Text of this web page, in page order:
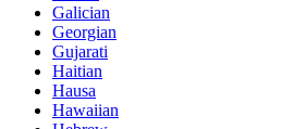
Galician
Georgian
Gujarati
Haitian
Hausa
Hawaiian